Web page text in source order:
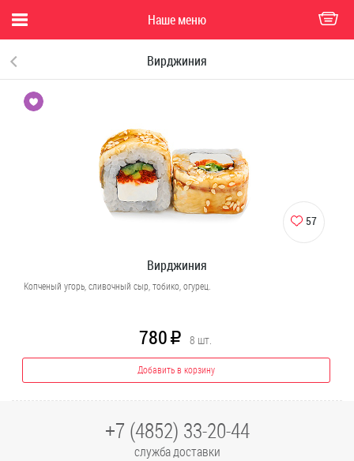
Наше меню
Вирджиния
57
Вирджиния
Копченый угорь, сливочный сыр, тобико, огурец.
780 R 8 шт.
Добавить в корзину
+7 (4852) 33-20-44
служба доставки